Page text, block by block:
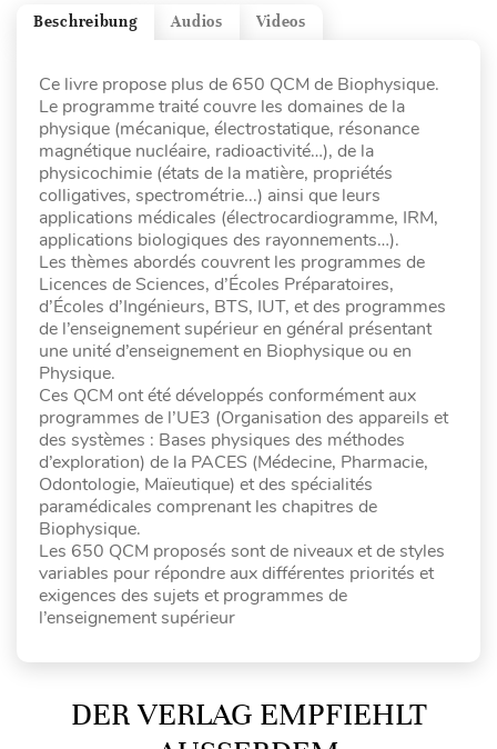
Videos
Audios
Beschreibung
Ce livre propose plus de 650 QCM de Biophysique.
Le programme traité couvre les domaines de la
physique (mécanique, électrostatique, résonance
magnétique nucléaire, radioactivité…), de la
physicochimie (états de la matière, propriétés
colligatives, spectrométrie...) ainsi que leurs
applications médicales (électrocardiogramme, IRM,
applications biologiques des rayonnements…).
Les thèmes abordés couvrent les programmes de
Licences de Sciences, d’Écoles Préparatoires,
d’Écoles d’Ingénieurs, BTS, IUT, et des programmes
de l’enseignement supérieur en général présentant
une unité d’enseignement en Biophysique ou en
Physique.
Ces QCM ont été développés conformément aux
programmes de l’UE3 (Organisation des appareils et
des systèmes : Bases physiques des méthodes
d’exploration) de la PACES (Médecine, Pharmacie,
Odontologie, Maïeutique) et des spécialités
paramédicales comprenant les chapitres de
Biophysique.
Les 650 QCM proposés sont de niveaux et de styles
variables pour répondre aux différentes priorités et
exigences des sujets et programmes de
l’enseignement supérieur
DER VERLAG EMPFIEHLT